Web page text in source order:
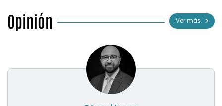
Opinión Ver más